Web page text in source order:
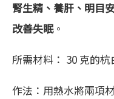
腎生精、養肝、明目
改善失眠。
所需材料： 30 克的
作法：用熱水將兩項